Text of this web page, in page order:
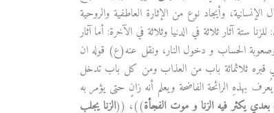
وأيجاد نوع من الإثارة العاطفية والروحية
ستة آثار ثلاثة في الدنيا وثلاثة في الآخرة: أما آثار
وصعوبة الحساب و دخول النار، ونقل عنه(ع) قوله ان
في قبره ثلاثمائة باب من العذاب ومن كل باب تدخل
بهذهِ الرائحة الفاضحة ويعلم أنه زانٍ حتى يؤمر به
يكثر فيه الزنا و موت الفجأة))، ((الزنا يجلب